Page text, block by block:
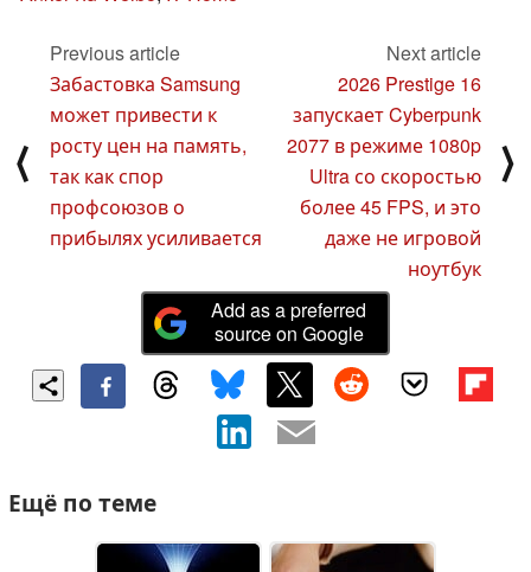
⟨
Previous article
Забастовка Samsung
может привести к
росту цен на память,
так как спор
профсоюзов о
прибылях усиливается
Next article
2026 Prestige 16
запускает Cyberpunk
2077 в режиме 1080p
Ultra со скоростью
более 45 FPS, и это
даже не игровой
ноутбук
⟩
Add as a preferred
source on Google
Ещё по теме